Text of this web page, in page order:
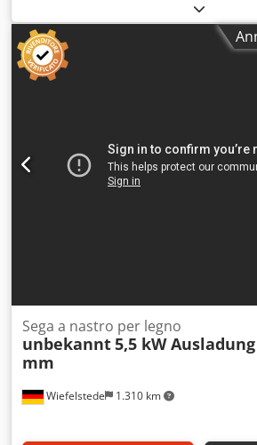
per ossa, sega da banco, sega a nastro
macellaio Dedpfx Aoyvrd Toi Hock -
a nastro/da banco con supporto -
Larghezza di taglio: max 200 mm -
275 mm -Nastro sega: lunghezza 2200
Wiefelstede 1.310 km
Sega a nastro per legno
unbekannt5,5 kW
mm